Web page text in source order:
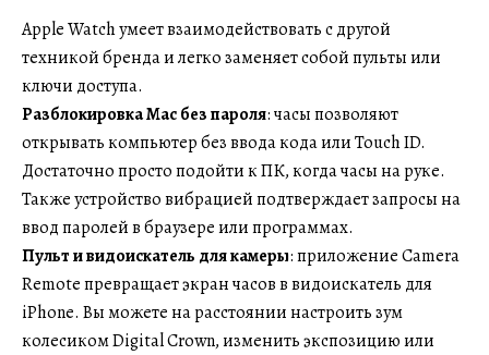
Apple Watch умеет взаимодействовать с другой
техникой бренда и легко заменяет собой пульты или
ключи доступа.
Разблокировка Mac без пароля: часы позволяют
открывать компьютер без ввода кода или Touch ID.
Достаточно просто подойти к ПК, когда часы на руке.
Также устройство вибрацией подтверждает запросы на
ввод паролей в браузере или программах.
Пульт и видоискатель для камеры: приложение Camera
Remote превращает экран часов в видоискатель для
iPhone. Вы можете на расстоянии настроить зум
колесиком Digital Crown, изменить экспозицию или